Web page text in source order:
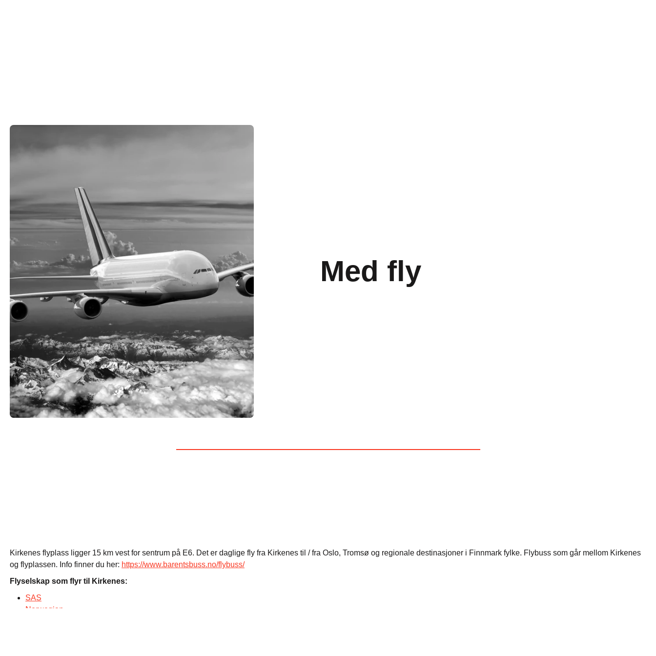
Med fly
Kirkenes flyplass ligger 15 km vest for sentrum på E6. Det er daglige fly fra Kirkenes til / fra Oslo, Tromsø og regionale destinasjoner i Finnmark fylke. Flybuss som går mellom Kirkenes
og flyplassen. Info finner du her: https://www.barentsbuss.no/flybuss/
Flyselskap som flyr til Kirkenes:
SAS
Norwegian